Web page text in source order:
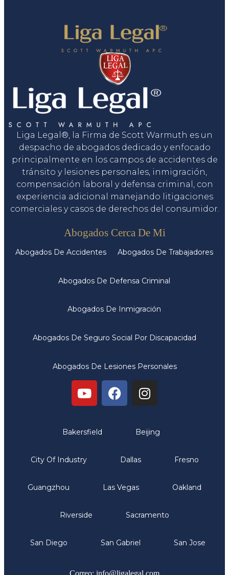
Liga Legal®, la Firma de Scott Warmuth es un
despacho de abogados dedicado y enfocado
principalmente en los campos de accidentes de
tránsito y lesiones personales, inmigración,
compensación laboral y defensa criminal, con
experiencia adicional manejando litigaciones
comerciales y casos de derechos del consumidor.
Abogados Cerca De Mi
Abogados De Accidentes Abogados De Trabajadores
Abogados De Defensa Criminal
Abogados De Inmigración
Abogados De Seguro Social Por Discapacidad
Abogados De Lesiones Personales
Bakersfield Beijing
City Of Industry Dallas Fresno
Guangzhou Las Vegas Oakland
Riverside Sacramento
San Diego San Gabriel San Jose